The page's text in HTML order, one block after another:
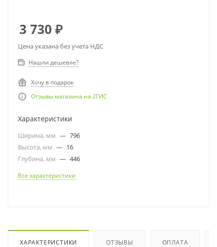
3 730 ₽
Цена указана без учета НДС
Нашли дешевле?
Хочу в подарок
Отзывы магазина на 2ГИС
Характеристики
Ширина, мм — 796
Высота, мм — 16
Глубина, мм — 446
Все характеристики
ХАРАКТЕРИСТИКИ ОТЗЫВЫ ОПЛАТА